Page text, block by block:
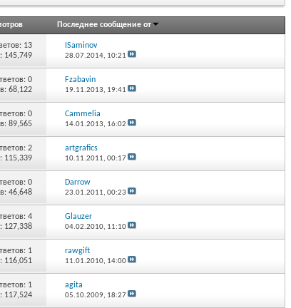
Последнее сообщение от
13
145,749
ISaminov
28.07.2014, 10:21
0
68,122
Fzabavin
19.11.2013, 19:41
0
89,565
Cammelia
14.01.2013, 16:02
2
115,339
artgrafics
10.11.2011,00:17
0
46,648
Darrow
23.01.2011,00:23
4
127,338
Glauzer
04.02.2010, 11:10
1
116,051
rawgift
11.01.2010, 14:00
1
117,524
agita
05.10.2009, 18:27